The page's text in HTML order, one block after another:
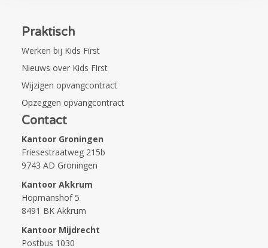
Praktisch
Werken bij Kids First
Nieuws over Kids First
Wijzigen opvangcontract
Opzeggen opvangcontract
Contact
Kantoor Groningen
Friesestraatweg 215b
9743 AD Groningen
Kantoor Akkrum
Hopmanshof 5
8491 BK Akkrum
Kantoor Mijdrecht
Postbus 1030